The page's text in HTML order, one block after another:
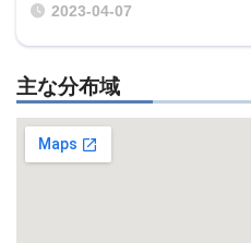
2023-04-07
主な分布域